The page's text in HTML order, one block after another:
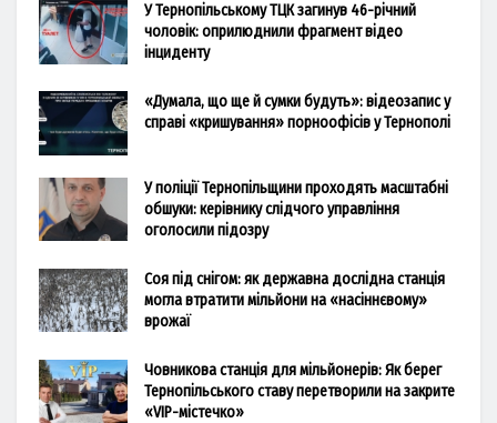
У Тернопільському ТЦК загинув 46-річний
чоловік: оприлюднили фрагмент відео
інциденту
«Думала, що ще й сумки будуть»: відеозапис у
справі «кришування» порноофісів у Тернополі
У поліції Тернопільщини проходять масштабні
обшуки: керівнику слідчого управління
оголосили підозру
Соя під снігом: як державна дослідна станція
могла втратити мільйони на «насіннєвому»
врожаї
Човникова станція для мільйонерів: Як берег
Тернопільського ставу перетворили на закрите
«VIP-містечко»